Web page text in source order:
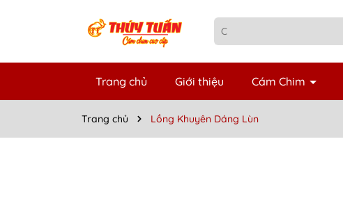
Trang chủ Giới thiệu Cám Chim
Trang chủ Lồng Khuyên Dáng Lùn